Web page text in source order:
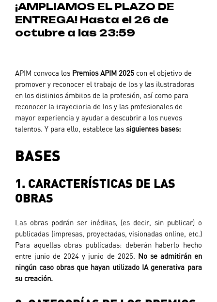
¡AMPLIAMOS EL PLAZO DE
ENTREGA! Hasta el 26 de
octubre a las 23:59
APIM convoca los Premios APIM 2025 con el objetivo de
promover y reconocer el trabajo de los y las ilustradoras
en los distintos ámbitos de la profesión, así como para
reconocer la trayectoria de los y las profesionales de
mayor experiencia y ayudar a descubrir a los nuevos
talentos. Y para ello, establece lassiguientes bases:
BASES
1. CARACTERÍSTICAS DE LAS
OBRAS
Las obras podrán ser inéditas, (es decir, sin publicar) o
publicadas (impresas, proyectadas, visionadas online, etc.)
Para aquellas obras publicadas: deberán haberlo hecho
entre junio de 2024 y junio de 2025. No se admitirán en
ningún caso obras que hayan utilizado IA generativa para
su creación.